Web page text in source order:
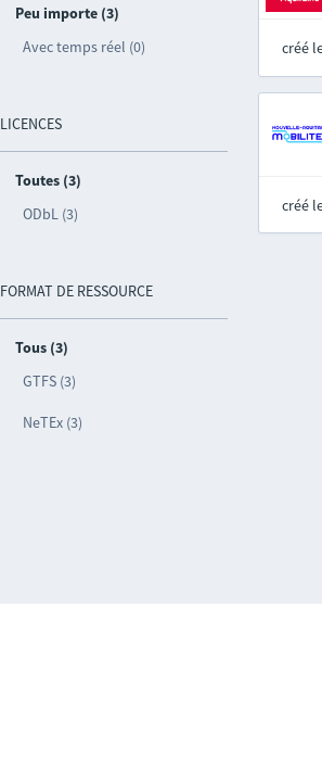
Peu importe (3)
Avec temps réel (0)
LICENCES
Toutes (3)
ODbL (3)
FORMAT DE RESSOURCE
Tous (3)
GTFS (3)
NeTEx (3)
créé
créé